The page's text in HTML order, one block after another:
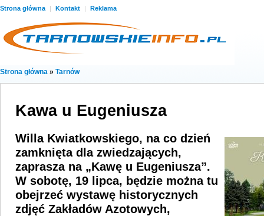
Strona główna | Kontakt | Reklama
Strona główna » Tarnów
Kawa u Eugeniusza
Willa Kwiatkowskiego, na co dzień
zamknięta dla zwiedzających,
zaprasza na „Kawę u Eugeniusza”.
W sobotę, 19 lipca, będzie można tu
obejrzeć wystawę historycznych
zdjęć Zakładów Azotowych,